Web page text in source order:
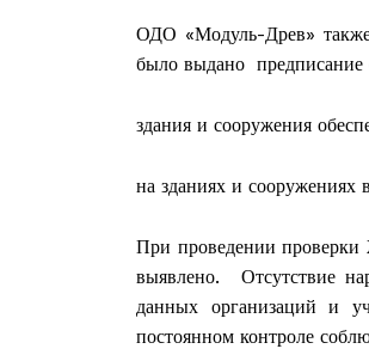
ОДО «Модуль-Древ» также
было выдано предписание
здания и сооружения
на зданиях и
При проведении
выявлено. Отсутствие
данных организаций и
постоянном контроле